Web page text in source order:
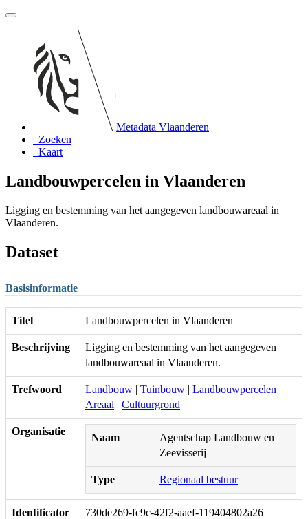
Metadata Vlaanderen
Zoeken
Kaart
Landbouwpercelen in Vlaanderen
Ligging en bestemming van het aangegeven landbouwareaal in
Vlaanderen.
Dataset
Basisinformatie
Titel Landbouwpercelen in Vlaanderen
Beschrijving
Ligging en bestemming van het aangegeven
landbouwareaal in Vlaanderen.
Trefwoord Landbouw | Tuinbouw | Landbouwpercelen |
Areaal | Cultuurgrond
Organisatie
Naam
Agentschap Landbouw en
Zeevisserij
Type Regionaal bestuur
Identificator 730de269-fc9c-42f2-aaef-119404802a26